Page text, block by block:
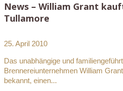
News – William Grant
Tullamore
25. April 2010
Das unabhängige und
Brennereiunternehmen William
bekannt, einen...